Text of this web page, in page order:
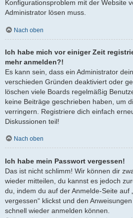
Konfigurationsproblem mit der Website
Administrator lösen muss.
Nach oben
Ich habe mich vor einiger Zeit
mehr anmelden?!
Es kann sein, dass ein Administrator
verschieden Gründen deaktiviert oder
löschen viele Boards regelmäßig
keine Beiträge geschrieben haben, um
verringern. Registriere dich einfach
Diskussionen teil!
Nach oben
Ich habe mein Passwort vergessen!
Das ist nicht schlimm! Wir können dir
wieder mitteilen, du kannst es jedoch
du, indem du auf der Anmelde-Seite auf
vergessen“ klickst und den
schnell wieder anmelden können.